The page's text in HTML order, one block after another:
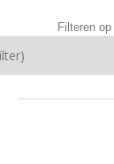
Filteren op